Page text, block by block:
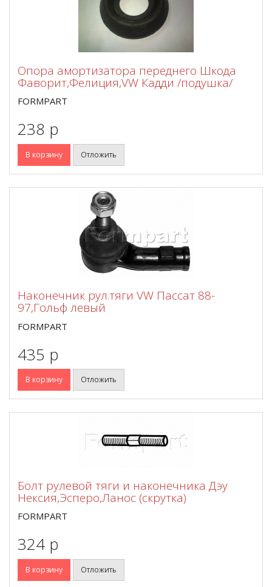
Опора амортизатора переднего Шкода
Фаворит,Фелиция,VW Кадди /подушка/
FORMPART
238 p
В корзину Отложить
Наконечник рул.тяги VW Пассат 88-
97,Гольф левый
FORMPART
435 p
В корзину Отложить
Болт рулевой тяги и наконечника Дэу
Нексия,Эсперо,Ланос (скрутка)
FORMPART
324 p
В корзину Отложить